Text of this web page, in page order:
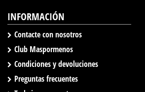
INFORMACIÓN
Contacte con nosotros
Club Maspormenos
Condiciones y devoluciones
Preguntas frecuentes